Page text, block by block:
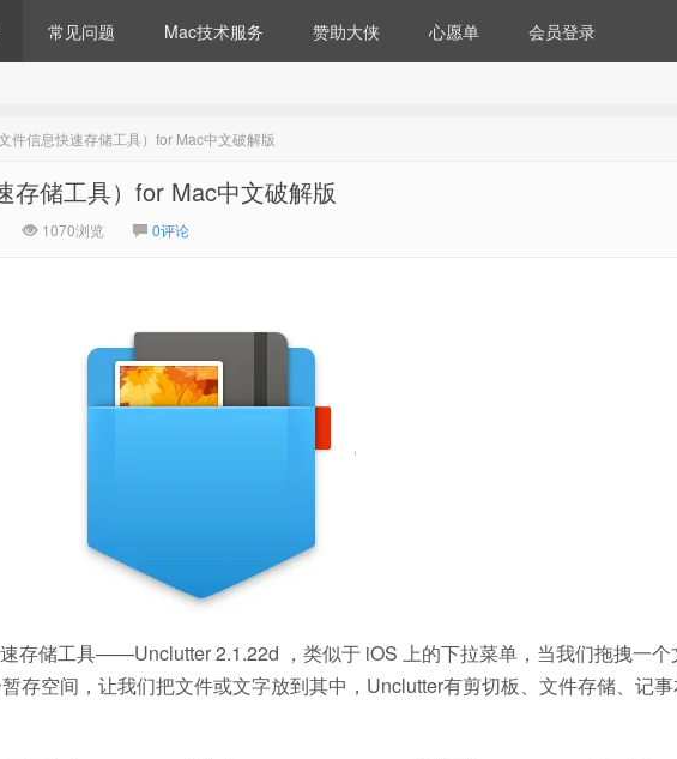
常见问题 Mac技术服务 赞助大侠 心愿单 会员登录
件信息快速存储工具）for Mac中文破解版
存储工具）for Mac中文破解版
1070浏览 0评论
存储工具——Unclutter 2.1.22d ，类似于 iOS 上的下拉菜单，当我们拖拽一个
存空间，让我们把文件或文字放到其中，Unclutter有剪切板、文件存储、记